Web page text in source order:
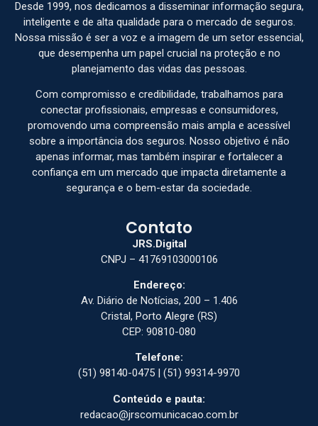
Desde 1999, nos dedicamos a disseminar informação segura,
inteligente e de alta qualidade para o mercado de seguros.
Nossa missão é ser a voz e a imagem de um setor essencial,
que desempenha um papel crucial na proteção e no
planejamento das vidas das pessoas.
Com compromisso e credibilidade, trabalhamos para
conectar profissionais, empresas e consumidores,
promovendo uma compreensão mais ampla e acessível
sobre a importância dos seguros. Nosso objetivo é não
apenas informar, mas também inspirar e fortalecer a
confiança em um mercado que impacta diretamente a
segurança e o bem-estar da sociedade.
Contato
JRS.Digital
CNPJ – 41769103000106
Endereço:
Av. Diário de Notícias, 200 – 1.406
Cristal, Porto Alegre (RS)
CEP: 90810-080
Telefone:
(51) 98140-0475 | (51) 99314-9970
Conteúdo e pauta:
redacao@jrscomunicacao.com.br